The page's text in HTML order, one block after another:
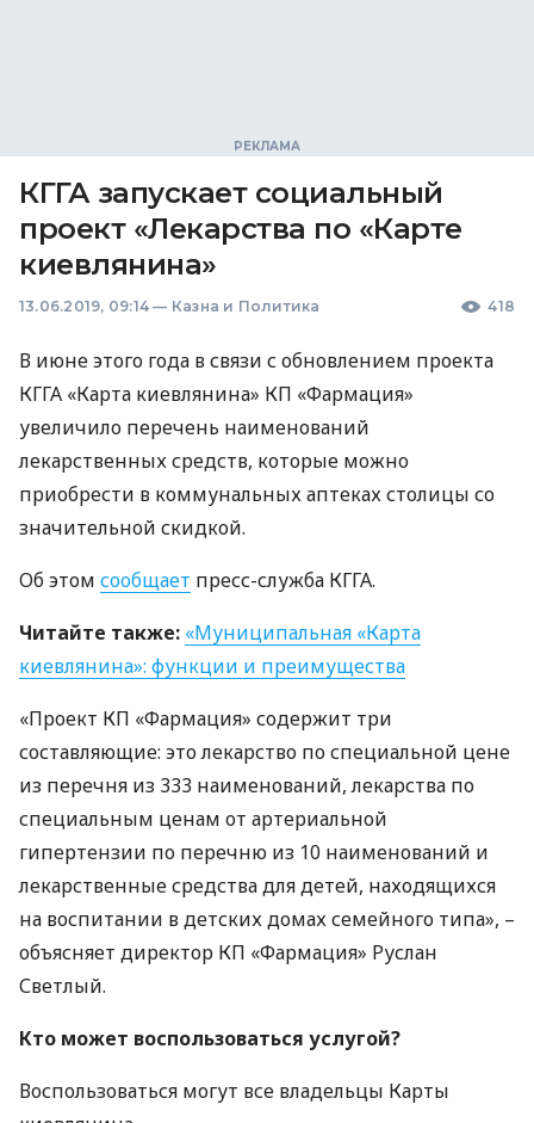
КГГА запускает социальный
проект «Лекарства по «Карте
киевлянина»
13.06.2019, 09:14 — Казна и Политика 418
В июне этого года в связи с обновлением проекта
КГГА «Карта киевлянина» КП «Фармация»
увеличило перечень наименований
лекарственных средств, которые можно
приобрести в коммунальных аптеках столицы со
значительной скидкой.
Об этом сообщает пресс-служба КГГА.
Читайте также: «Муниципальная «Карта
киевлянина»: функции и преимущества
«Проект КП «Фармация» содержит три
составляющие: это лекарство по специальной цене
из перечня из 333 наименований, лекарства по
специальным ценам от артериальной
гипертензии по перечню из 10 наименований и
лекарственные средства для детей, находящихся
на воспитании в детских домах семейного типа», –
объясняет директор КП «Фармация» Руслан
Светлый.
Кто может воспользоваться услугой?
Воспользоваться могут все владельцы Карты